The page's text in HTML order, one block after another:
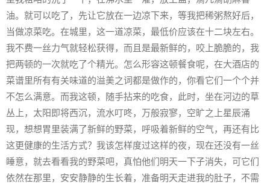
油。就可以吃了，先让它放在一边凉下来，等我把稀粥熬好后，
当做凉菜吃。在城里，这一道凉菜，最低价应该在十二块左右。
我不费一丝力气就轻松获得，而且是最新鲜的，咬上脆脆的，我
把两顿的一次就吃了个精光。怎么形容这顿餐食呢，在大酒店的
菜谱里所有有关味道的溢美之词都是做作的，你看它们一个个并
不怎么满意。而我这顿，随手拈来的吃食，此时，坐在河边的草
丛上，太阳即将西沉，流水叮咚，万般寂寥，空旷之上星辰涌
现，想想胃里装满了新鲜的野菜，呼吸着新鲜的空气，再还有比
这更健康的生活方式？我该怎样度过这样的夜，现在还没有一丝
睡意，就去看看我的野菜吧，真怕他们明天一下子消失，可它们
依然在那里，安安静静的生长着，准备明天走进我的肚子，不需